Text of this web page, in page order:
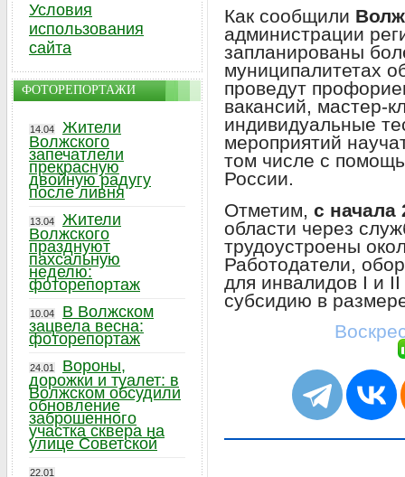
Как сообщили
администрации
запланированы
муниципалитетах
проведут
вакансий, мастер-
индивидуальные
мероприятий
том числе с
России.
Отметим, с начала
области через
трудоустроены
Работодатели,
для инвалидов I и II
субсидию в
Условия
использования
сайта
ФОТОРЕПОРТАЖИ
14.04
Жители
Волжского
запечатлели
прекрасную
двойную радугу
после ливня
13.04
Жители
Волжского
празднуют
пахсальную
неделю:
фоторепортаж
10.04
В Волжском
зацвела весна:
фоторепортаж
24.01
Вороны,
дорожки и туалет: в
Волжском обсудили
обновление
заброшенного
участка сквера на
улице Советской
22.01